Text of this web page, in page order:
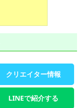
クリエイター情報
LINEで紹介する